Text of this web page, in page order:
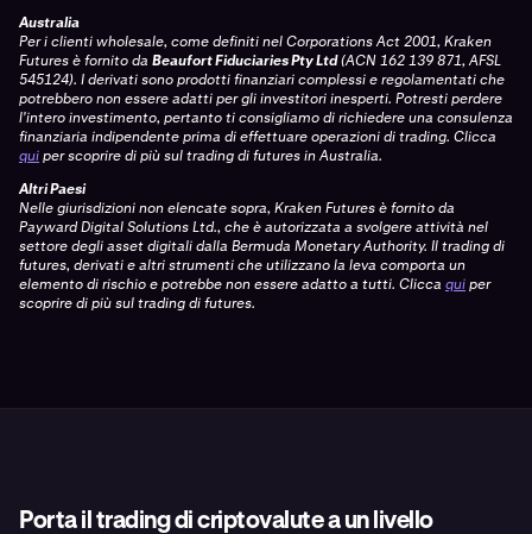
Australia
Per i clienti wholesale, come definiti nel Corporations Act 2001, Kraken
Futures è fornito da Beaufort Fiduciaries Pty Ltd(ACN 162 139 871, AFSL
545124). I derivati sono prodotti finanziari complessi e regolamentati che
potrebbero non essere adatti per gli investitori inesperti. Potresti perdere
l'intero investimento, pertanto ti consigliamo di richiedere una consulenza
finanziaria indipendente prima di effettuare operazioni di trading. Clicca
quiper scoprire di più sul trading di futures in Australia.
Altri Paesi
Nelle giurisdizioni non elencate sopra, Kraken Futures è fornito da
Payward Digital Solutions Ltd., che è autorizzata a svolgere attività nel
settore degli asset digitali dalla Bermuda Monetary Authority. Il trading di
futures, derivati e altri strumenti che utilizzano la leva comporta un
elemento di rischio e potrebbe non essere adatto a tutti. Clicca quiper
scoprire di più sul trading di futures.
Porta il trading di criptovalute a un livello